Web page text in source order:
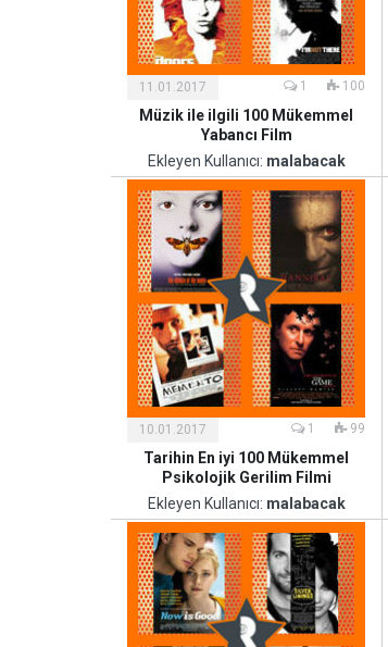
Kültür
ve
Sanat
11.01.2017
1 100
Müzik ile ilgili 100 Mükemmel
Yabancı Film
Ekleyen Kullanıcı: malabacak
Kültür
ve
Sanat
10.01.2017
1 99
Tarihin En iyi 100 Mükemmel
Psikolojik Gerilim Filmi
Ekleyen Kullanıcı: malabacak